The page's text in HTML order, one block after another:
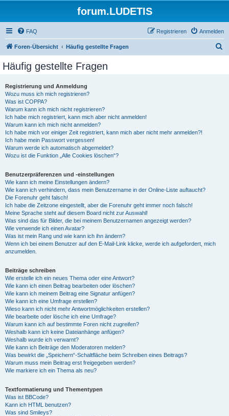
forum.LUDETIS
FAQ Anmelden
Registrieren
Foren-Übersicht Häufig gestellte Fragen
Häufig gestellte Fragen
Registrierung und Anmeldung
Wozu muss ich mich registrieren?
Was ist COPPA?
Warum kann ich mich nicht registrieren?
Ich habe mich registriert, kann mich aber nicht anmelden!
Warum kann ich mich nicht anmelden?
Ich habe mich vor einiger Zeit registriert, kann mich aber nicht mehr anmelden?!
Ich habe mein Passwort vergessen!
Warum werde ich automatisch abgemeldet?
Wozu ist die Funktion „Alle Cookies löschen“?
Benutzerpräferenzen und -einstellungen
Wie kann ich meine Einstellungen ändern?
Wie kann ich verhindern, dass mein Benutzername in der Online-Liste auftaucht?
Die Forenuhr geht falsch!
Ich habe die Zeitzone eingestellt, aber die Forenuhr geht immer noch falsch!
Meine Sprache steht auf diesem Board nicht zur Auswahl!
Was sind das für Bilder, die bei meinem Benutzernamen angezeigt werden?
Wie verwende ich einen Avatar?
Was ist mein Rang und wie kann ich ihn ändern?
Wenn ich bei einem Benutzer auf den E-Mail-Link klicke, werde ich aufgefordert, mich
anzumelden.
Beiträge schreiben
Wie erstelle ich ein neues Thema oder eine Antwort?
Wie kann ich einen Beitrag bearbeiten oder löschen?
Wie kann ich meinem Beitrag eine Signatur anfügen?
Wie kann ich eine Umfrage erstellen?
Wieso kann ich nicht mehr Antwortmöglichkeiten erstellen?
Wie bearbeite oder lösche ich eine Umfrage?
Warum kann ich auf bestimmte Foren nicht zugreifen?
Weshalb kann ich keine Dateianhänge anfügen?
Weshalb wurde ich verwarnt?
Wie kann ich Beiträge den Moderatoren melden?
Was bewirkt die „Speichern“-Schaltfläche beim Schreiben eines Beitrags?
Warum muss mein Beitrag erst freigegeben werden?
Wie markiere ich ein Thema als neu?
Textformatierung und Thementypen
Was ist BBCode?
Kann ich HTML benutzen?
Was sind Smileys?